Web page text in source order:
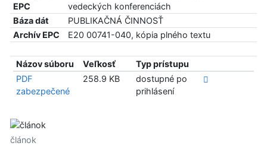
EPC
vedeckých konferenciách
Báza dát
PUBLIKAČNÁ ČINNOSŤ
Archív EPC
E20 00741-040, kópia plného textu
Názov súboru Veľkosť
Typ prístupu
PDF
zabezpečené
258.9 KB
dostupné po
prihlásení
článok